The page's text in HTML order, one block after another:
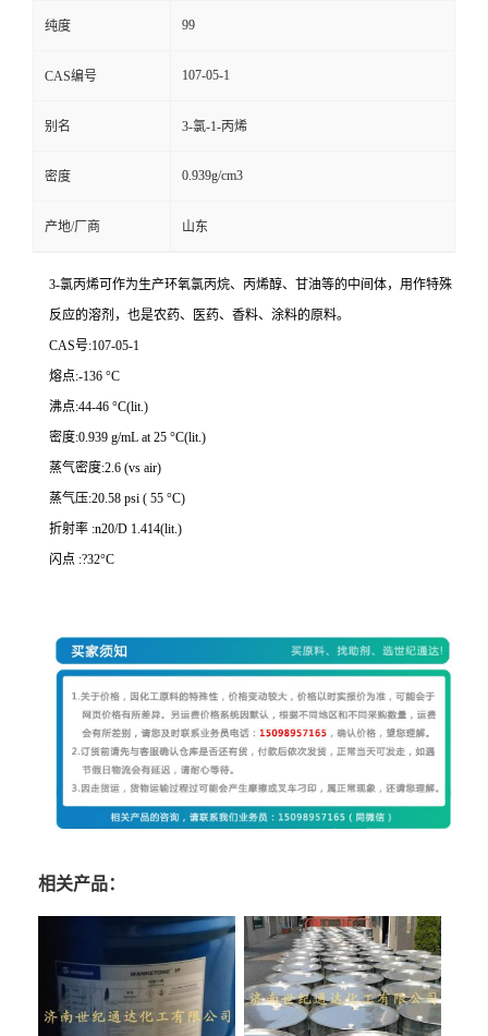
纯度 99
CAS编号 107-05-1
别名 3-氯-1-丙烯
密度 0.939g/cm3
产地/厂商 山东
3-氯丙烯可作为生产环氧氯丙烷、丙烯醇、甘油等的中间体，用作特殊
反应的溶剂，也是农药、医药、香料、涂料的原料。
CAS号:107-05-1
熔点:-136 °C
沸点:44-46 °C(lit.)
密度:0.939 g/mL at 25 °C(lit.)
蒸气密度:2.6 (vs air)
蒸气压:20.58 psi ( 55 °C)
折射率 :n20/D 1.414(lit.)
闪点 :?32°C
相关产品：